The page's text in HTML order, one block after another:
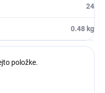
24
0.48 kg
položke.